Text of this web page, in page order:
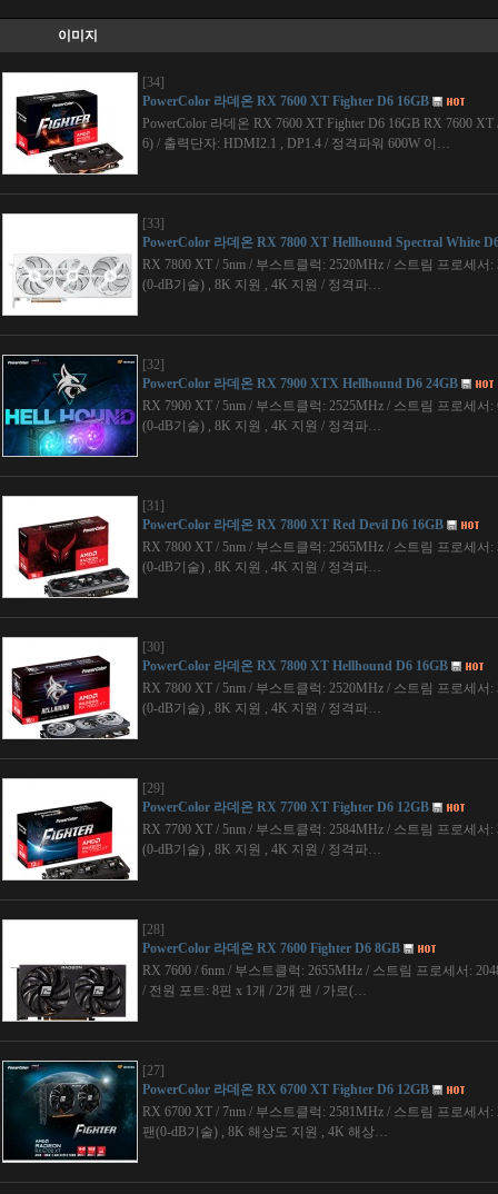
이미지
[34]
PowerColor 라데온 RX 7600 XT Fighter D6 16GB
PowerColor 라데온 RX 7600 XT Fighter D6 16GB RX 7600
6) / 출력단자: HDMI2.1 , DP1.4 / 정격파워 600W 이…
[33]
PowerColor 라데온 RX 7800 XT Hellhound Spectral White
RX 7800 XT / 5nm / 부스트클럭: 2520MHz / 스트림 프로세
(0-dB기술) , 8K 지원 , 4K 지원 / 정격파…
[32]
PowerColor 라데온 RX 7900 XTX Hellhound D6 24GB
RX 7900 XT / 5nm / 부스트클럭: 2525MHz / 스트림 프로세
(0-dB기술) , 8K 지원 , 4K 지원 / 정격파…
[31]
PowerColor 라데온 RX 7800 XT Red Devil D6 16GB
RX 7800 XT / 5nm / 부스트클럭: 2565MHz / 스트림 프로세
(0-dB기술) , 8K 지원 , 4K 지원 / 정격파…
[30]
PowerColor 라데온 RX 7800 XT Hellhound D6 16GB
RX 7800 XT / 5nm / 부스트클럭: 2520MHz / 스트림 프로세
(0-dB기술) , 8K 지원 , 4K 지원 / 정격파…
[29]
PowerColor 라데온 RX 7700 XT Fighter D6 12GB
RX 7700 XT / 5nm / 부스트클럭: 2584MHz / 스트림 프로세
(0-dB기술) , 8K 지원 , 4K 지원 / 정격파…
[28]
PowerColor 라데온 RX 7600 Fighter D6 8GB
RX 7600 / 6nm / 부스트클럭: 2655MHz / 스트림 프로세서:
/ 전원 포트: 8핀 x 1개 / 2개 팬 / 가로(…
[27]
PowerColor 라데온 RX 6700 XT Fighter D6 12GB
RX 6700 XT / 7nm / 부스트클럭: 2581MHz / 스트림 프로세
팬(0-dB기술) , 8K 해상도 지원 , 4K 해상…